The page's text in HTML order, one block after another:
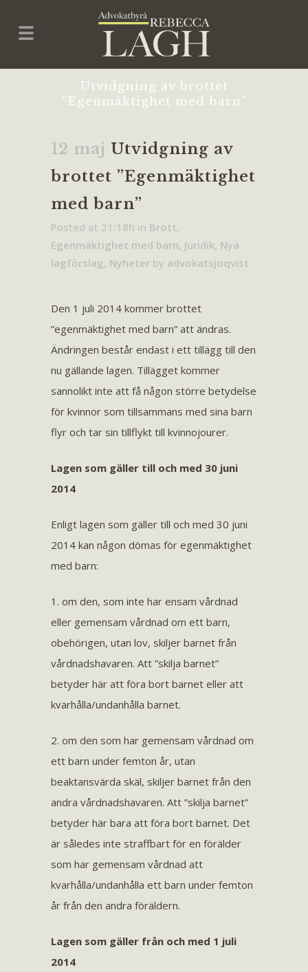
Utvidgning av brottet
”Egenmäktighet med barn”
12 maj Utvidgning av
brottet ”Egenmäktighet
med barn”
Posted at 21:18h in Brott,
Egenmäktighet med barn, Juridik, Nya
lagförslag, Nyheter by advokatsjoqvist
Den 1 juli 2014 kommer brottet
”egenmäktighet med barn” att ändras.
Ändringen består endast i ett tillägg till den
nu gällande lagen. Tillägget kommer
sannolikt inte att få någon större betydelse
för kvinnor som tillsammans med sina barn
flyr och tar sin tillflykt till kvinnojourer.
Lagen som gäller till och med 30 juni
2014
Enligt lagen som gäller till och med 30 juni
2014 kan någon dömas för egenmäktighet
med barn:
1. om den, som inte har ensam vårdnad
eller gemensam vårdnad om ett barn,
obehörigen, utan lov, skiljer barnet från
vårdnadshavaren. Att ”skilja barnet”
betyder här att föra bort barnet eller att
kvarhålla/undanhålla barnet.
2. om den som har gemensam vårdnad om
ett barn under femton år, utan
beaktansvärda skäl, skiljer barnet från den
andra vårdnadshavaren. Att ”skilja barnet”
betyder här bara att föra bort barnet. Det
är således inte straffbart för en förälder
som har gemensam vårdnad att
kvarhålla/undanhålla ett barn under femton
år från den andra föräldern.
Lagen som gäller från och med 1 juli
2014